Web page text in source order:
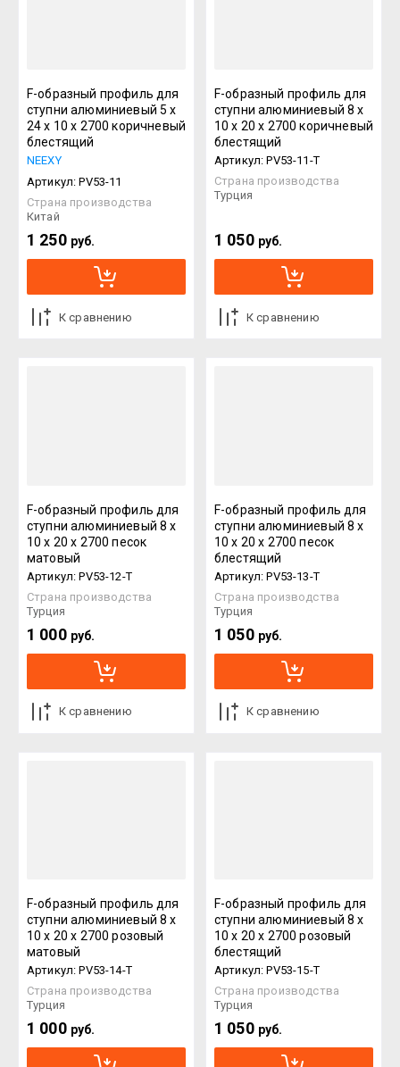
F-образный профиль для
ступни алюминиевый 5 х
24 х 10 х 2700 коричневый
блестящий
NEEXY
Артикул: PV53-11
Страна производства
Китай
1 250 руб.
К сравнению
F-образный профиль для
ступни алюминиевый 8 х
10 х 20 х 2700 коричневый
блестящий
Артикул: PV53-11-T
Страна производства
Турция
1 050 руб.
К сравнению
F-образный профиль для
ступни алюминиевый 8 х
10 х 20 х 2700 песок
матовый
Артикул: PV53-12-T
Страна производства
Турция
1 000 руб.
К сравнению
F-образный профиль для
ступни алюминиевый 8 х
10 х 20 х 2700 песок
блестящий
Артикул: PV53-13-T
Страна производства
Турция
1 050 руб.
К сравнению
F-образный профиль для
ступни алюминиевый 8 х
10 х 20 х 2700 розовый
матовый
Артикул: PV53-14-T
Страна производства
Турция
1 000 руб.
F-образный профиль для
ступни алюминиевый 8 х
10 х 20 х 2700 розовый
блестящий
Артикул: PV53-15-T
Страна производства
Турция
1 050 руб.